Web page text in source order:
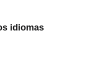
idiomas